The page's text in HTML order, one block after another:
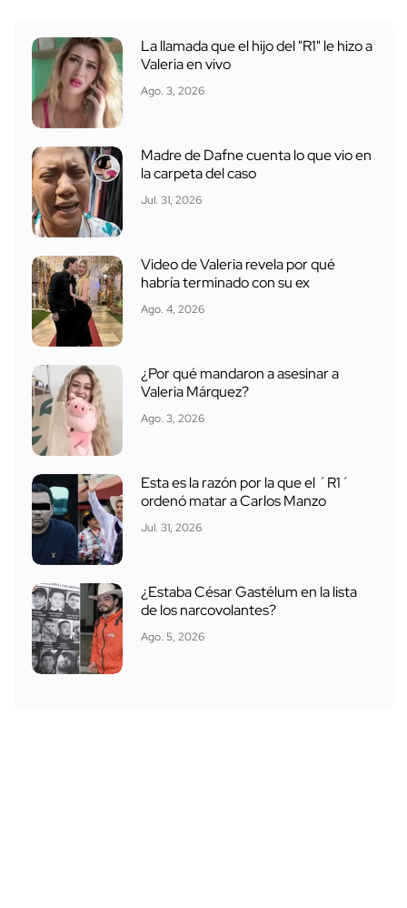
La llamada que el hijo del "R1" le hizo a
Valeria en vivo
Ago. 3, 2026
Madre de Dafne cuenta lo que vio en
la carpeta del caso
Jul. 31, 2026
Video de Valeria revela por qué
habría terminado con su ex
Ago. 4, 2026
¿Por qué mandaron a asesinar a
Valeria Márquez?
Ago. 3, 2026
Esta es la razón por la que el ´R1´
ordenó matar a Carlos Manzo
Jul. 31, 2026
¿Estaba César Gastélum en la lista
de los narcovolantes?
Ago. 5, 2026